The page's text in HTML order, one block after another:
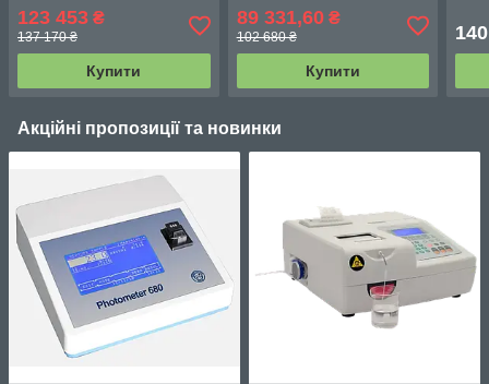
123 453 ₴
137 170 ₴
Купити
89 331,60₴
102 680 ₴
Купити
Акційні пропозиції та новинки